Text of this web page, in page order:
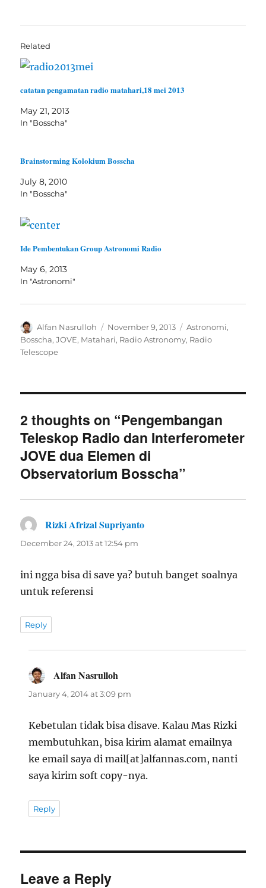
Related
catatan pengamatan radio matahari,18 mei 2013
May 21, 2013
In "Bosscha"
Brainstorming Kolokium Bosscha
July 8, 2010
In "Bosscha"
Ide Pembentukan Group Astronomi Radio
May 6, 2013
In "Astronomi"
Author
Alfan Nasrulloh
Posted
on
November 9, 2013 Categories
Astronomi,
Bosscha,JOVE, Matahari, Radio Astronomy, Radio
Telescope
2 thoughts on “Pengembangan
Teleskop Radio dan Interferometer
JOVE dua Elemen di
Observatorium Bosscha”
Rizki Afrizal Supriyanto
December 24, 2013 at 12:54 pm
ini ngga bisa di save ya? butuh banget soalnya
untuk referensi
Reply
Alfan Nasrulloh
January 4, 2014 at 3:09 pm
Kebetulan tidak bisa disave. Kalau Mas Rizki
membutuhkan, bisa kirim alamat emailnya
ke email saya di mail[at]alfannas.com, nanti
saya kirim soft copy-nya.
Reply
Leave a Reply